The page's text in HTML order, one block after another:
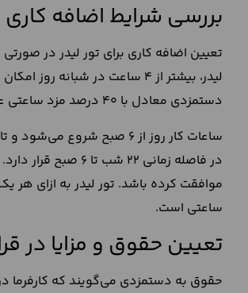
بررسی شرایط اضافه کاری
تعیین اضافه کاری برای تور لیدر در
لیدر، بیشتر از 4 ساعت در
دستمزدی معادل با 40 درصد مزد ساعتی عادی است.
در فاصله زمانی
ساعتی است.
تعیین حقوق و مزایا در
حقوق به دستمزدی می‌گویند که کارفرما